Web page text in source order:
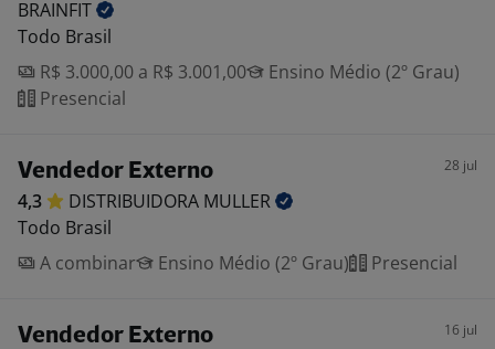
BRAINFIT
Todo Brasil
R$ 3.000,00 a R$ 3.001,00
Ensino Médio (2º Grau)
Presencial
Vendedor Externo 28 jul
4,3 DISTRIBUIDORA MULLER
Todo Brasil
A combinar
Ensino Médio (2º Grau) Presencial
Vendedor Externo 16 jul